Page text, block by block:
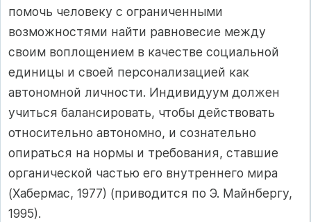
помочь человеку с ограниченными
возможностями найти равновесие между
своим воплощением в качестве социальной
единицы и своей персонализацией как
автономной личности. Индивидуум должен
учиться балансировать, чтобы действовать
относительно автономно, и сознательно
опираться на нормы и требования, ставшие
органической частью его внутреннего мира
(Хабермас, 1977) (приводится по Э. Майнбергу,
1995).